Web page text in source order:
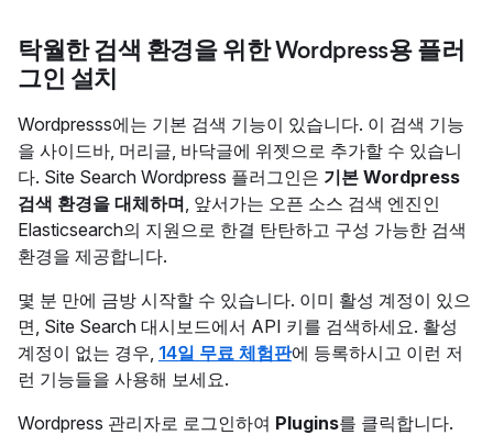
탁월한 검색 환경을 위한 Wordpress용 플러
그인 설치
Wordpresss에는 기본 검색 기능이 있습니다. 이 검색 기능
을 사이드바, 머리글, 바닥글에 위젯으로 추가할 수 있습니
다. Site Search Wordpress 플러그인은 기본 Wordpress
검색 환경을 대체하며, 앞서가는 오픈 소스 검색 엔진인
Elasticsearch의 지원으로 한결 탄탄하고 구성 가능한 검색
환경을 제공합니다.
몇 분 만에 금방 시작할 수 있습니다. 이미 활성 계정이 있으
면, Site Search 대시보드에서 API 키를 검색하세요. 활성
계정이 없는 경우, 14일 무료 체험판에 등록하시고 이런 저
런 기능들을 사용해 보세요.
Wordpress 관리자로 로그인하여 Plugins를 클릭합니다.